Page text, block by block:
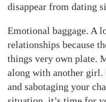
disappear from dating
Emotional baggage. A
relationships because
things very own plate.
along with another girl.
and sabotaging your